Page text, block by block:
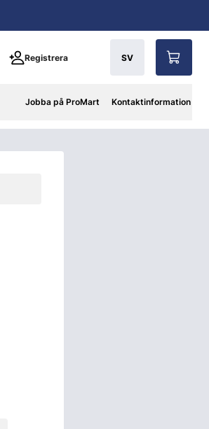
Registrera SV
Jobba på ProMart Kontaktinformation